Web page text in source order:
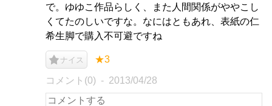
で。ゆゆこ作品らしく、また人間関係がややこし
くてたのしいですな。なにはともあれ、表紙の仁
希生脚で購入不可避ですね
ナイス ★3
コメント(0) 2013/04/28